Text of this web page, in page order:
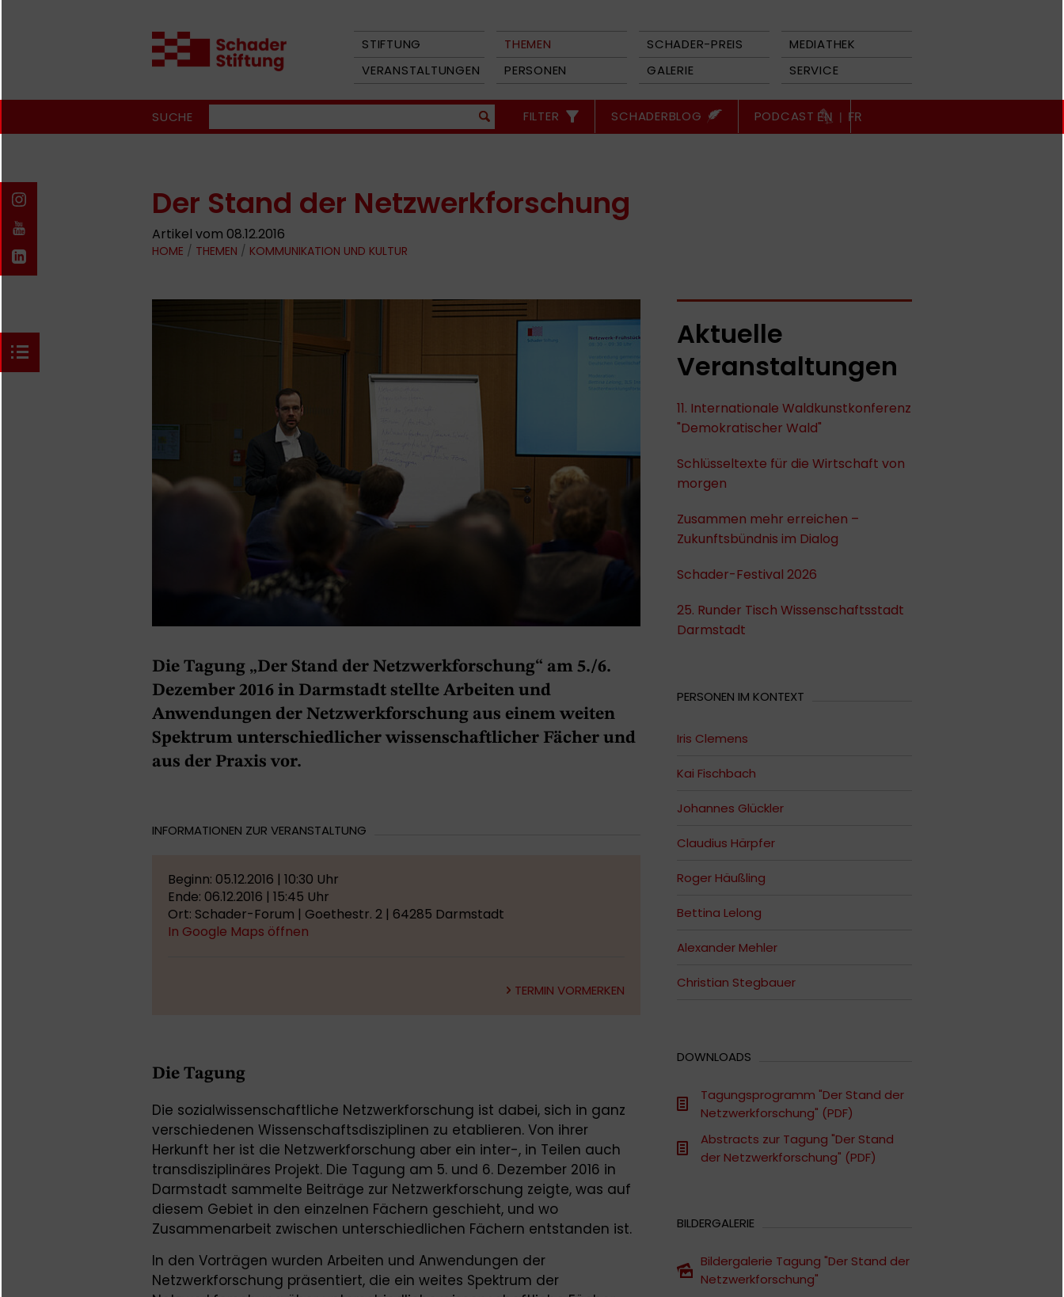
STIFTUNG THEMEN SCHADER-PREIS
MEDIATHEK
VERANSTALTUNGEN
PERSONEN GALERIE SERVICE
SUCHE FILTER SCHADERBLOG PODCAST EN | FR
Der Stand der Netzwerkforschung
Artikel vom 08.12.2016
HOME / THEMEN / KOMMUNIKATION UND KULTUR
Die Tagung „Der Stand der Netzwerkforschung“ am 5./6.
Dezember 2016 in Darmstadt stellte Arbeiten und
Anwendungen der Netzwerkforschung aus einem weiten
Spektrum unterschiedlicher wissenschaftlicher Fächer und
aus der Praxis vor.
INFORMATIONEN ZUR VERANSTALTUNG
Beginn: 05.12.2016 | 10:30 Uhr
Ende: 06.12.2016 | 15:45 Uhr
Ort: Schader-Forum | Goethestr. 2 | 64285 Darmstadt
In Google Maps öffnen
TERMIN VORMERKEN
Die Tagung
Die sozialwissenschaftliche Netzwerkforschung ist dabei, sich in ganz
verschiedenen Wissenschaftsdisziplinen zu etablieren. Von ihrer
Herkunft her ist die Netzwerkforschung aber ein inter-, in Teilen auch
transdisziplinäres Projekt. Die Tagung am 5. und 6. Dezember 2016 in
Darmstadt sammelte Beiträge zur Netzwerkforschung zeigte, was auf
diesem Gebiet in den einzelnen Fächern geschieht, und wo
Zusammenarbeit zwischen unterschiedlichen Fächern entstanden ist.
In den Vorträgen wurden Arbeiten und Anwendungen der
Netzwerkforschung präsentiert, die ein weites Spektrum der
Aktuelle
Veranstaltungen
11. Internationale Waldkunstkonferenz
"Demokratischer Wald"
Schlüsseltexte für die Wirtschaft von
morgen
Zusammen mehr erreichen –
Zukunftsbündnis im Dialog
Schader-Festival 2026
25. Runder Tisch Wissenschaftsstadt
Darmstadt
PERSONEN IM KONTEXT
Iris Clemens
Kai Fischbach
Johannes Glückler
Claudius Härpfer
Roger Häußling
Bettina Lelong
Alexander Mehler
Christian Stegbauer
DOWNLOADS
Tagungsprogramm "Der Stand der
Netzwerkforschung" (PDF)
Abstracts zur Tagung "Der Stand
der Netzwerkforschung" (PDF)
BILDERGALERIE
Bildergalerie Tagung "Der Stand der
Netzwerkforschung"